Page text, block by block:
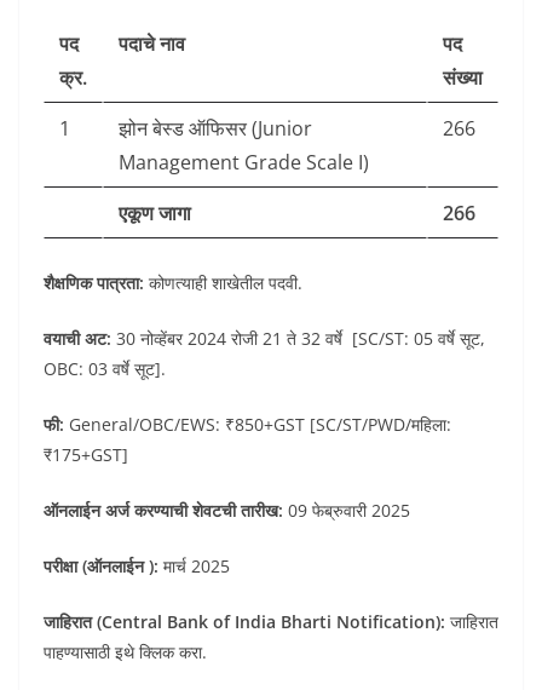
पद
क्र.
पदाचे नाव
पद
संख्या
1
झोन बेस्ड ऑफिसर (Junior
Management Grade Scale I)
266
एकूण जागा 266
शैक्षणिक पात्रता: कोणत्याही शाखेतील पदवी.
वयाची अट: 30 नोव्हेंबर 2024 रोजी 21 ते 32 वर्षे [SC/ST: 05 वर्षे सूट,
OBC: 03 वर्षे सूट].
फी: General/OBC/EWS: ₹850+GST [SC/ST/PWD/महिला:
₹175+GST]
ऑनलाईन अर्ज करण्याची शेवटची तारीख: 09 फेब्रुवारी 2025
परीक्षा (ऑनलाईन ): मार्च 2025
जाहिरात (Central Bank of India Bharti Notification): जाहिरात
पाहण्यासाठी इथे क्लिक करा.